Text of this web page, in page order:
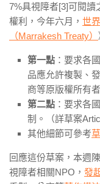
7%具視障者[3]可閱讀
權利，今年六月， 世
（Marrakesh Treaty）
第一點 ：要求各
品應允許複製、
商等原版權所有
第二點 ：要求各
制。（詳草案
其他細節可參考
回應這份草案，本週
視障者相關NPO， 發